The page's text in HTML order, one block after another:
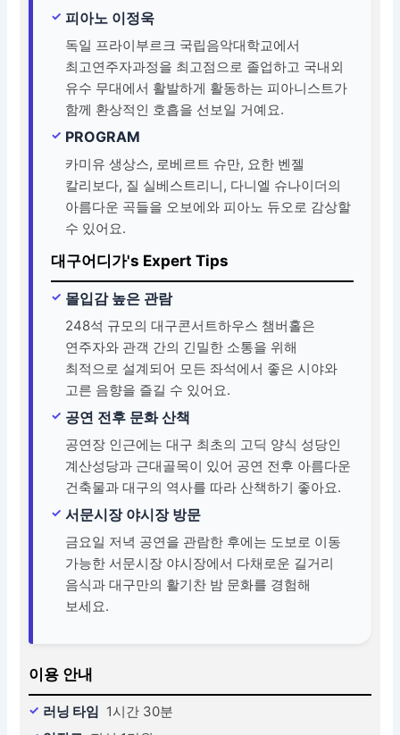
피아노 이정욱
독일 프라이부르크 국립음악대학교에서
최고연주자과정을 최고점으로 졸업하고 국내외
유수 무대에서 활발하게 활동하는 피아니스트가
함께 환상적인 호흡을 선보일 거예요.
PROGRAM
카미유 생상스, 로베르트 슈만, 요한 벤젤
칼리보다, 질 실베스트리니, 다니엘 슈나이더의
아름다운 곡들을 오보에와 피아노 듀오로 감상할
수 있어요.
대구어디가's Expert Tips
몰입감 높은 관람
248석 규모의 대구콘서트하우스 챔버홀은
연주자와 관객 간의 긴밀한 소통을 위해
최적으로 설계되어 모든 좌석에서 좋은 시야와
고른 음향을 즐길 수 있어요.
공연 전후 문화 산책
공연장 인근에는 대구 최초의 고딕 양식 성당인
계산성당과 근대골목이 있어 공연 전후 아름다운
건축물과 대구의 역사를 따라 산책하기 좋아요.
서문시장 야시장 방문
금요일 저녁 공연을 관람한 후에는 도보로 이동
가능한 서문시장 야시장에서 다채로운 길거리
음식과 대구만의 활기찬 밤 문화를 경험해
보세요.
이용 안내
러닝 타임 1시간 30분